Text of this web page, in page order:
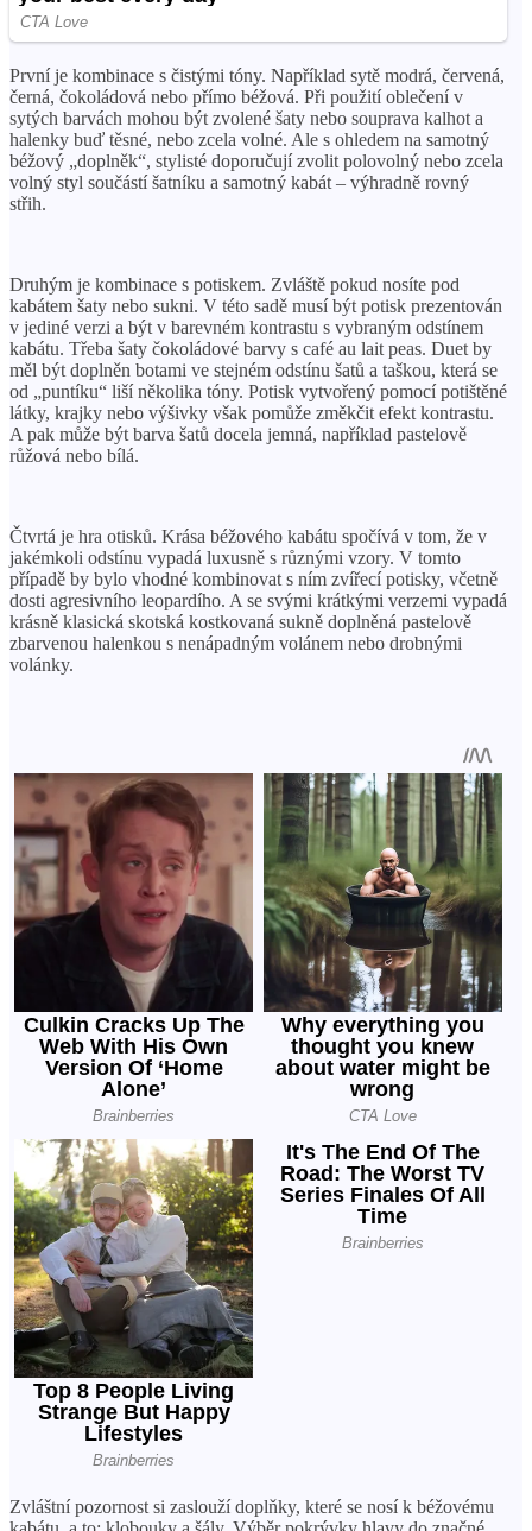
První je kombinace s čistými tóny. Například sytě modrá, červená,
černá, čokoládová nebo přímo béžová. Při použití oblečení v
sytých barvách mohou být zvolené šaty nebo souprava kalhot a
halenky buď těsné, nebo zcela volné. Ale s ohledem na samotný
béžový „doplněk“, stylisté doporučují zvolit polovolný nebo zcela
volný styl součástí šatníku a samotný kabát – výhradně rovný
střih.
Druhým je kombinace s potiskem. Zvláště pokud nosíte pod
kabátem šaty nebo sukni. V této sadě musí být potisk prezentován
v jediné verzi a být v barevném kontrastu s vybraným odstínem
kabátu. Třeba šaty čokoládové barvy s café au lait peas. Duet by
měl být doplněn botami ve stejném odstínu šatů a taškou, která se
od „puntíku“ liší několika tóny. Potisk vytvořený pomocí potištěné
látky, krajky nebo výšivky však pomůže změkčit efekt kontrastu.
A pak může být barva šatů docela jemná, například pastelově
růžová nebo bílá.
Čtvrtá je hra otisků. Krása béžového kabátu spočívá v tom, že v
jakémkoli odstínu vypadá luxusně s různými vzory. V tomto
případě by bylo vhodné kombinovat s ním zvířecí potisky, včetně
dosti agresivního leopardího. A se svými krátkými verzemi vypadá
krásně klasická skotská kostkovaná sukně doplněná pastelově
zbarvenou halenkou s nenápadným volánem nebo drobnými
volánky.
Zvláštní pozornost si zaslouží doplňky, které se nosí k béžovému